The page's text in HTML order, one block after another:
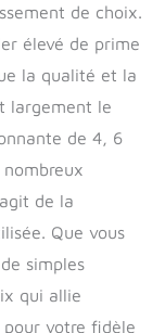
ne glisse
campe
voiture,
la sécurité
animal de
: veuillez
plaque de
du
!
en
de
de choix.
élevé de prime
la qualité et la
largement le
de 4, 6
de la
Que vous
simples
qui allie
votre fidèle